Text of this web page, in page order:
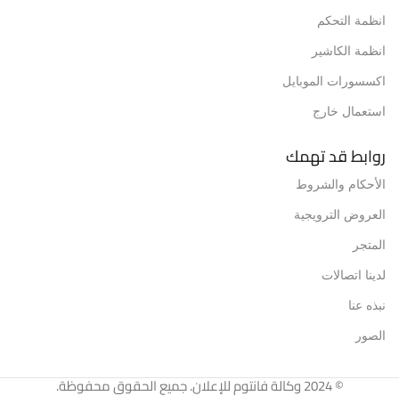
انظمة التحكم
انظمة الكاشير
اكسسورات الموبايل
استعمال خارج
روابط قد تهمك
الأحكام والشروط
العروض الترويجية
المتجر
لدينا اتصالات
نبذه عنا
الصور
© 2024 وكالة فانتوم للإعلان. جميع الحقوق محفوظة.